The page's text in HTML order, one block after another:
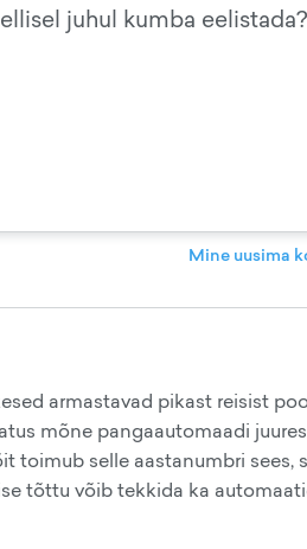
juhul kumba eelistada?
Mine uusima
armastavad pikast reisist
mõne pangaautomaadi
toimub selle aastanumbri sees,
tõttu võib tekkida ka